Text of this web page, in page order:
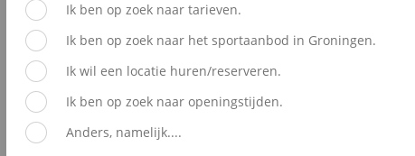
Ik ben op zoek naar tarieven.
Ik ben op zoek naar het sportaanbod in Groningen.
Ik wil een locatie huren/reserveren.
Ik ben op zoek naar openingstijden.
Anders, namelijk....